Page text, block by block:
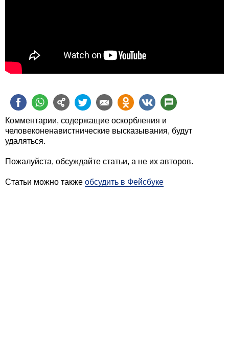
Комментарии, содержащие оскорбления и
человеконенавистнические высказывания, будут
удаляться.
Пожалуйста, обсуждайте статьи, а не их авторов.
Статьи можно также обсудить в Фейсбуке